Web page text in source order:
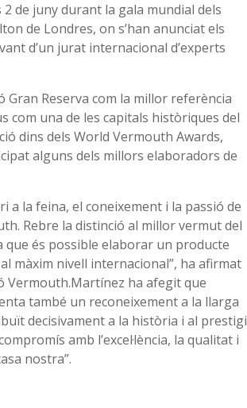
de juny durant la gala mundial dels
de Londres, on s’han anunciat els
d’un jurat internacional d’experts
Reserva com la millor referència
com una de les capitals històriques del
dins dels World Vermouth Awards,
alguns dels millors elaboradors de
la feina, el coneixement i la passió de
Rebre la distinció al millor vermut del
que és possible elaborar un producte
màxim nivell internacional”, ha afirmat
Vermouth.Martínez ha afegit que
també un reconeixement a la llarga
decisivament a la història i al prestigi
amb l’excel·lència, la qualitat i
nostra”.